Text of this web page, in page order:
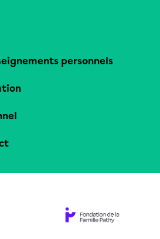
personnels